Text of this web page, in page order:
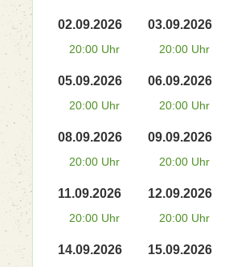
02.09.2026
20:00 Uhr
03.09.2026
20:00 Uhr
05.09.2026
20:00 Uhr
06.09.2026
20:00 Uhr
08.09.2026
20:00 Uhr
09.09.2026
20:00 Uhr
11.09.2026
20:00 Uhr
12.09.2026
20:00 Uhr
14.09.2026 15.09.2026